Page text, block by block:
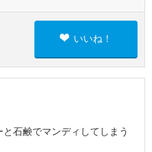
いいね！
石鹸でマンディしてしまう